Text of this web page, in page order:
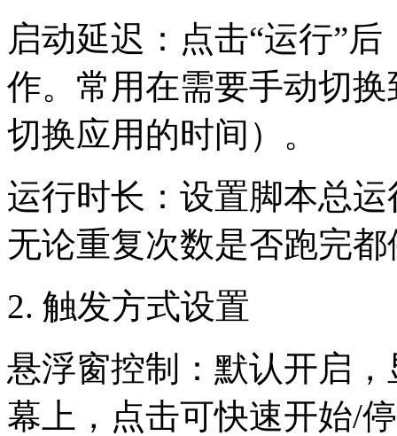
启动延迟：点击“运行”
作。常用在需要手动切
切换应用的时间）。
运行时长：设置脚本总
无论重复次数是否跑完
2. 触发方式设置
悬浮窗控制：默认开启
幕上，点击可快速开始/